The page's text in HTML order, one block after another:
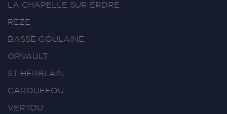
LA CHAPELLE SUR ERDRE
REZE
BASSE GOULAINE
ORVAULT
ST HERBLAIN
CARQUEFOU
VERTOU